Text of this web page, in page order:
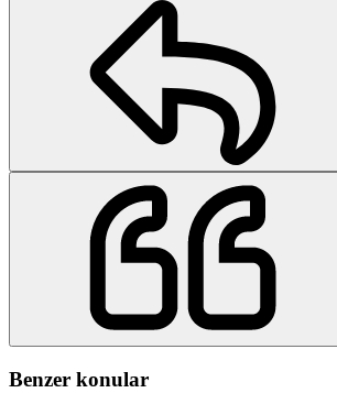
Benzer konular